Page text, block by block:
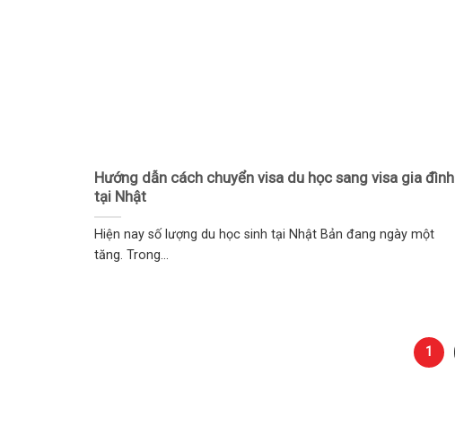
Hướng dẫn cách chuyển visa du học sang visa gia đình
tại Nhật
Hiện nay số lượng du học sinh tại Nhật Bản đang ngày một
tăng. Trong...
1